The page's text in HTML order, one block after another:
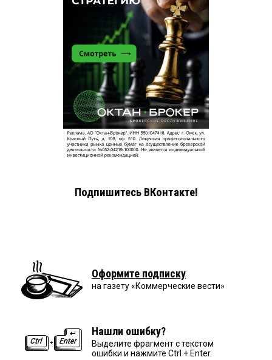
Подпишитесь ВКонтакте!
Оформите подписку
на газету «Коммерческие вести»
Нашли ошибку?
Выделите фрагмент с текстом
ошибки и нажмите Ctrl + Enter.